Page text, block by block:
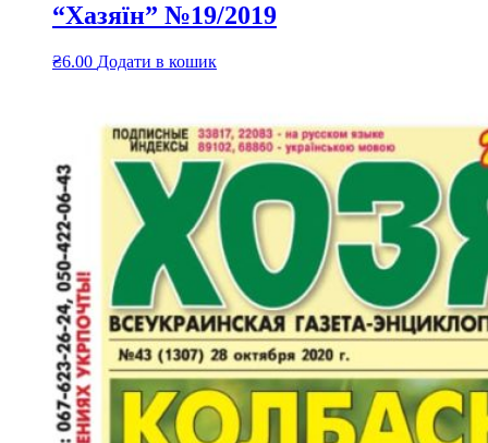
“Хазяїн” №19/2019
₴6.00 Додати в кошик